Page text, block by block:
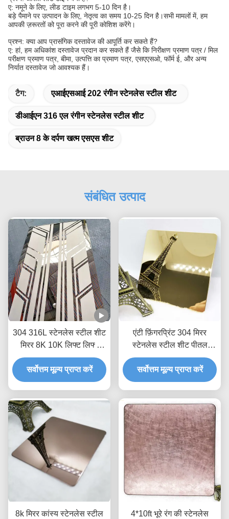
ए: नमूने के लिए, लीड टाइम लगभग 5-10 दिन है।
बड़े पैमाने पर उत्पादन के लिए, नेतृत्व का समय 10-25 दिन है।सभी मामलों में, हम
आपकी ज़रूरतों को पूरा करने की पूरी कोशिश करेंगे।
प्रश्न: क्या आप प्रासंगिक दस्तावेज की आपूर्ति कर सकते हैं?
ए: हां, हम अधिकांश दस्तावेज प्रदान कर सकते हैं जैसे कि निरीक्षण प्रमाण पत्र / मिल
परीक्षण प्रमाण पत्र, बीमा, उत्पत्ति का प्रमाण पत्र, एसएएसओ, फॉर्म ई, और अन्य
निर्यात दस्तावेज जो आवश्यक हैं।
टैग: एआईएसआई 202 रंगीन स्टेनलेस स्टील शीट
डीआईएन 316 एल रंगीन स्टेनलेस स्टील शीट
ब्राउन 8 के दर्पण खत्म एसएस शीट
संबंधित उत्पाद
304 316L स्टेनलेस स्टील शीट
मिरर 8K 10K लिफ्ट लिफ्ट
दरवाजे के लिए चांदी सोना
उत्कीर्ण
सर्वोत्तम मूल्य प्राप्त करें
एंटी फ़िंगरप्रिंट 304 मिरर
स्टेनलेस स्टील शीट पीतल
मढ़वाया शीट धातु 8k . समाप्त
करें
सर्वोत्तम मूल्य प्राप्त करें
8k मिरर कांस्य स्टेनलेस स्टील
4*10ft भूरे रंग की स्टेनलेस